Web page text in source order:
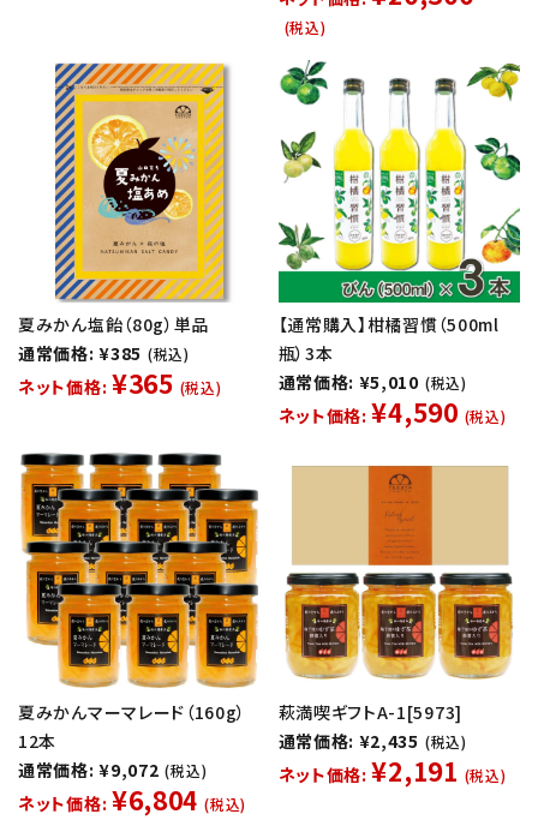
(税込)
夏みかん塩飴（80g）単品
通常価格: ¥385 (税込)
ネット価格: ¥365 (税込)
【通常購入】柑橘習慣（500ml
瓶）3本
通常価格: ¥5,010 (税込)
ネット価格: ¥4,590 (税込)
夏みかんマーマレード（160g）
12本
通常価格: ¥9,072 (税込)
ネット価格: ¥6,804 (税込)
萩満喫ギフトA-1[5973]
通常価格: ¥2,435 (税込)
ネット価格: ¥2,191 (税込)